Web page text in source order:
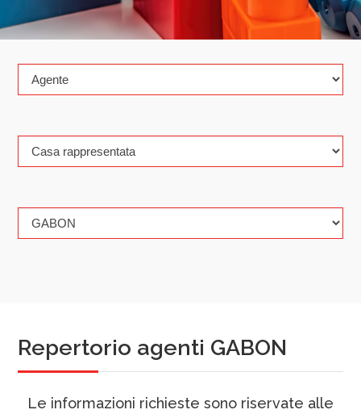
Repertorio agenti GABON
Le informazioni richieste sono riservate alle